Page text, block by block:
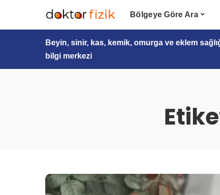
Bölgeye Göre Ara
Beyin, sinir, kas, kemik, omurga ve eklem
bilgi merkezi